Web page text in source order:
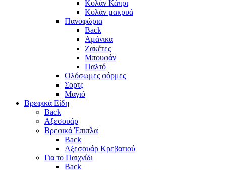
Κολάν Κάπρι
Κολάν μακρυά
Πανοφώρια
Back
Αμάνικα
Ζακέτες
Μπουφάν
Παλτό
Ολόσωμες φόρμες
Σορτς
Μαγιό
Βρεφικά Είδη
Back
Αξεσουάρ
Βρεφικά Έπιπλα
Back
Αξεσουάρ Κρεβατιού
Για το Παιχνίδι
Back